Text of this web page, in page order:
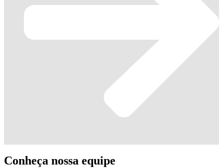
Conheça nossa equipe